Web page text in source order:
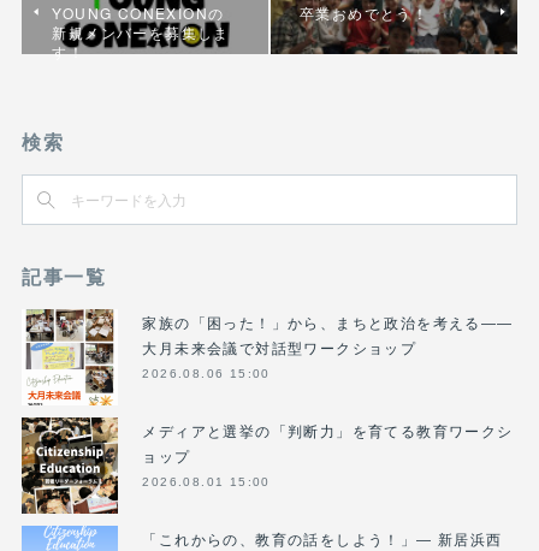
YOUNG CONEXIONの
新規メンバーを募集しま
す！
卒業おめでとう！
検索
記事一覧
家族の「困った！」から、まちと政治を考える――
大月未来会議で対話型ワークショップ
2026.08.06 15:00
メディアと選挙の「判断力」を育てる教育ワークシ
ョップ
2026.08.01 15:00
「これからの、教育の話をしよう！」― 新居浜西